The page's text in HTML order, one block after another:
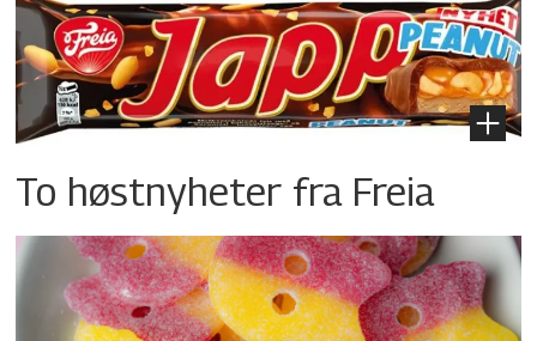
To høstnyheter fra Freia